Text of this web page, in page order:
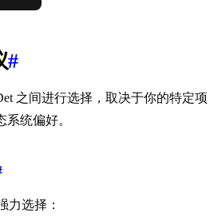
#
之间进行选择，取决于你的特定项
统偏好。
力选择：